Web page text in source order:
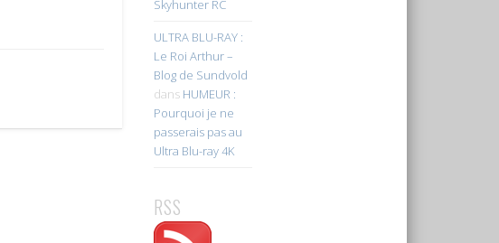
Skyhunter RC
ULTRA BLU-RAY :
Le Roi Arthur –
Blog de Sundvold
dans HUMEUR :
Pourquoi je ne
passerais pas au
Ultra Blu-ray 4K
RSS